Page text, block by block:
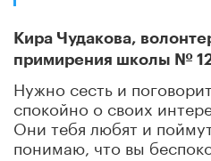
Кира Чудакова,
примирения школы №
Нужно сесть и
спокойно о своих
Они тебя любят и
понимаю, что вы